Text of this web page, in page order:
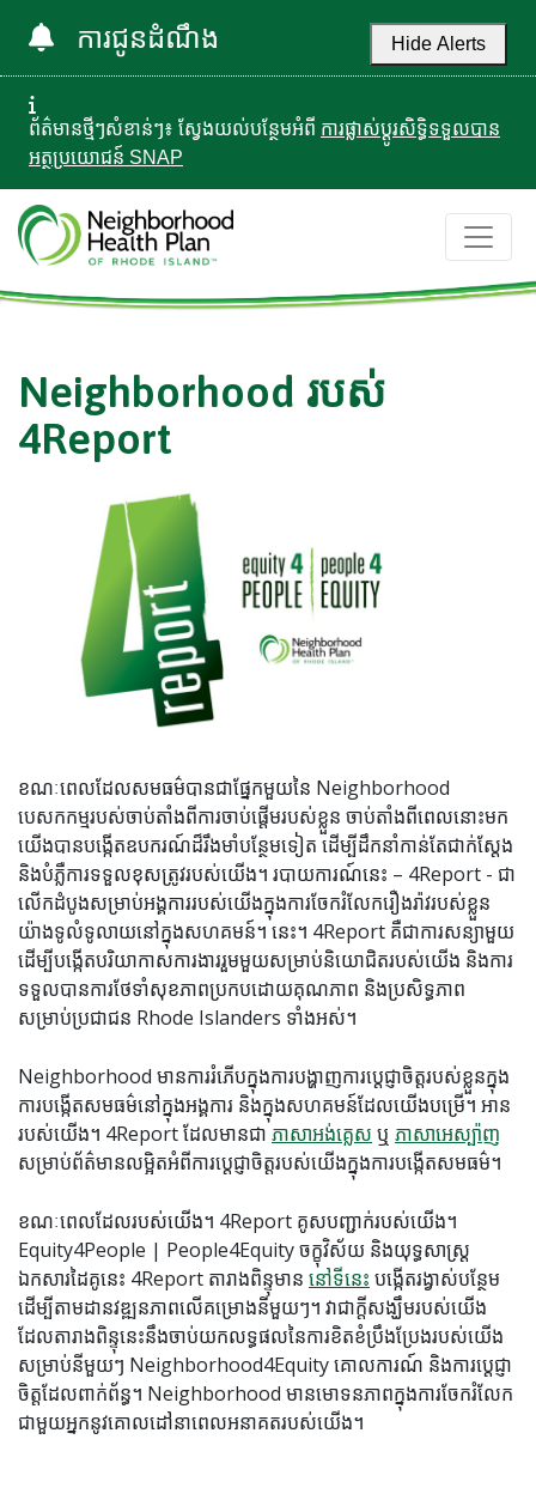
ការជូនដំណឹង Hide Alerts
ព័ត៌មានថ្មីៗសំខាន់ៗ៖ ស្វែងយល់បន្ថែមអំពី ការផ្លាស់ប្តូរសិទ្ធិទទួលបាន
អត្ថប្រយោជន៍ SNAP
Neighborhood របស់
4Report
ខណៈពេលដែលសមធម៌បានជាផ្នែកមួយនៃ Neighborhood
បេសកកម្មរបស់ចាប់តាំងពីការចាប់ផ្តើមរបស់ខ្លួន ចាប់តាំងពីពេលនោះមក
យើងបានបង្កើតឧបករណ៍ដ៏រឹងមាំបន្ថែមទៀត ដើម្បីដឹកនាំកាន់តែជាក់ស្តែង
និងបំភ្លឺការទទួលខុសត្រូវរបស់យើង។ របាយការណ៍​នេះ – 4Report - ជា
លើកដំបូងសម្រាប់អង្គការរបស់យើងក្នុងការចែករំលែករឿងរ៉ាវរបស់ខ្លួន
យ៉ាងទូលំទូលាយនៅក្នុងសហគមន៍។ នេះ។ 4Report គឺជាការសន្យាមួយ
ដើម្បីបង្កើតបរិយាកាសការងាររួមមួយសម្រាប់និយោជិតរបស់យើង និងការ
ទទួលបានការថែទាំសុខភាពប្រកបដោយគុណភាព និងប្រសិទ្ធភាព
សម្រាប់ប្រជាជន Rhode Islanders ទាំងអស់។
Neighborhood មានការរំភើបក្នុងការបង្ហាញការប្តេជ្ញាចិត្តរបស់ខ្លួនក្នុង
ការបង្កើតសមធម៌នៅក្នុងអង្គការ និងក្នុងសហគមន៍ដែលយើងបម្រើ។ អាន
របស់យើង។ 4Report ដែលមានជា ភាសាអង់គ្លេស ឬ ភាសាអេស្ប៉ាញ
សម្រាប់ព័ត៌មានលម្អិតអំពីការប្តេជ្ញាចិត្តរបស់យើងក្នុងការបង្កើតសមធម៌។
ខណៈពេលដែលរបស់យើង។ 4Report គូសបញ្ជាក់របស់យើង។
Equity4People | People4Equity ចក្ខុវិស័យ និងយុទ្ធសាស្ត្រ
ឯកសារដៃគូនេះ 4Report តារាងពិន្ទុមាន នៅទីនេះ បង្កើតរង្វាស់បន្ថែម
ដើម្បីតាមដានវឌ្ឍនភាពលើគម្រោងនីមួយៗ។ វាជាក្តីសង្ឃឹមរបស់យើង
ដែលតារាងពិន្ទុនេះនឹងចាប់យកលទ្ធផលនៃការខិតខំប្រឹងប្រែងរបស់យើង
សម្រាប់នីមួយៗ Neighborhood4Equity គោលការណ៍ និងការប្តេជ្ញា
ចិត្តដែលពាក់ព័ន្ធ។ Neighborhood មានមោទនភាពក្នុងការចែករំលែក
ជាមួយអ្នកនូវគោលដៅនាពេលអនាគតរបស់យើង។